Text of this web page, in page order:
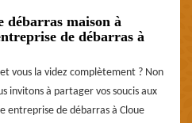
débarras maison à
de débarras à
vous la videz complètement ? Non
invitons à partager vos soucis aux
entreprise de débarras à Cloue